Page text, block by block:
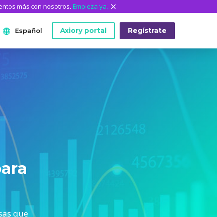
más con nosotros. Empieza ya.
HERRAMIENTAS DE LA
Datos históricos de MetaTrader
Indicadores personalizados de MT4
Guía de instalación de MT4
Guía de instalación de MT5
Guía de instalación de cTrader
Documentos legales
Preguntas frecuentes
Español
ไทย
Tiếng Việt
Axiory portal Regístrate
que